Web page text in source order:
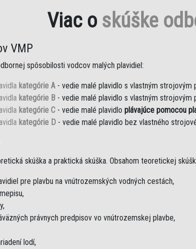
Viac o skúške
VMP
spôsobilosti vodcov malých plavidiel:
kategórie A - vedie malé plavidlo s vlastným strojovým
kategórie B - vedie malé plavidlo s vlastným strojovým
kategórie C - vedie malé plavidlo plávajúce pomocou
kategórie D - vedie malé plavidlo bez vlastného
skúška a praktická skúška. Obsahom teoretickej
pre plavbu na vnútrozemských vodných cestách,
právnych predpisov vo vnútrozemskej plavbe,
lodí,